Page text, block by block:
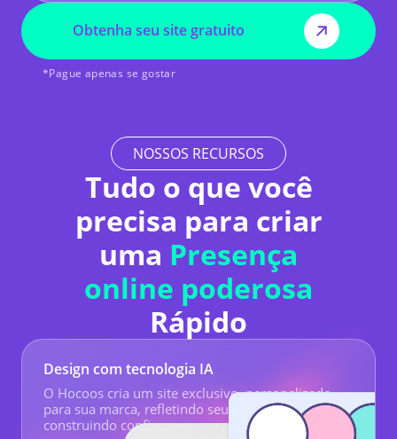
Obtenha seu site gratuito
*Pague apenas se gostar
NOSSOS RECURSOS
Tudo o que você
precisa para criar
uma Presença
online poderosa
Rápido
Design com tecnologia IA
O Hocoos cria um site exclusivo, personalizado
para sua marca, refletindo seu profissionalismo e
construindo confiança com os clientes.